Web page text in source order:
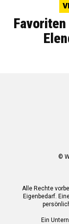
©
Alle Rechte
Eigenbedarf.
Ein